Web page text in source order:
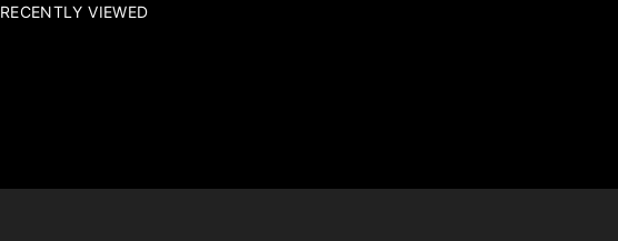
RECENTLY VIEWED